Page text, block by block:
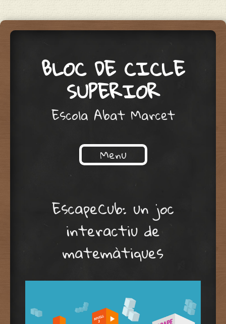
BLOC DE CICLE
SUPERIOR
Escola Abat Marcet
Menu
Skip to content
EscapeCub: un joc
interactiu de
matemàtiques